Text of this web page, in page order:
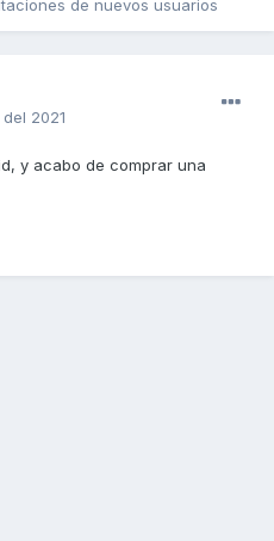
de nuevos usuarios
2021
y acabo de comprar una